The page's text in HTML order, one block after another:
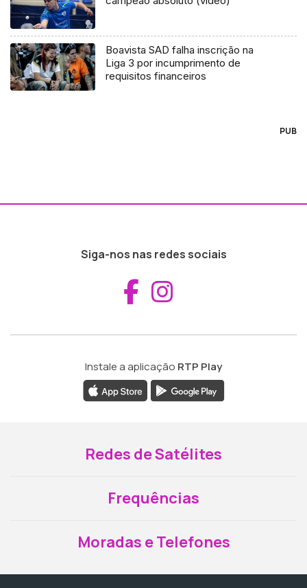
Boavista SAD falha inscrição na
Liga 3 por incumprimento de
requisitos financeiros
PUB
Siga-nos nas redes sociais
Aceder ao
Instale a aplicação RTP Play
Redes de Satélites
Frequências
Moradas e Telefones